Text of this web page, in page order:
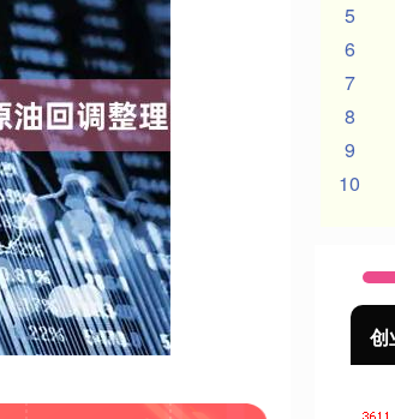
5
6
7
8
9
10
指 3570.88